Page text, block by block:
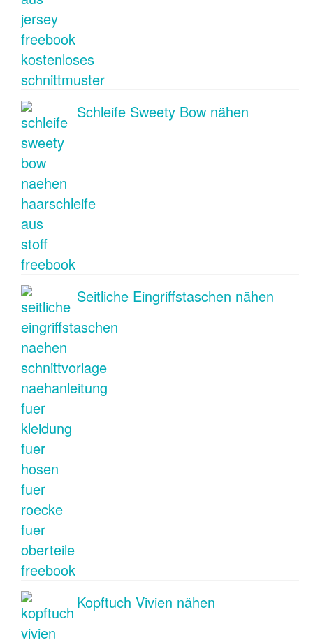
Schleife Sweety Bow nähen
Seitliche Eingriffstaschen nähen
Kopftuch Vivien nähen